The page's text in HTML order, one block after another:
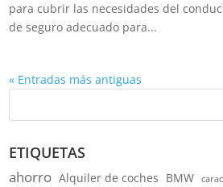
para cubrir las necesidades del
de seguro adecuado para...
« Entradas más antiguas
ETIQUETAS
ahorro Alquiler de coches BMW